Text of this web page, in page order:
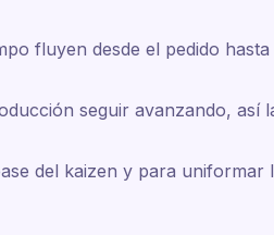
fluyen desde el pedido hasta
seguir avanzando, así
del kaizen y para uniformar